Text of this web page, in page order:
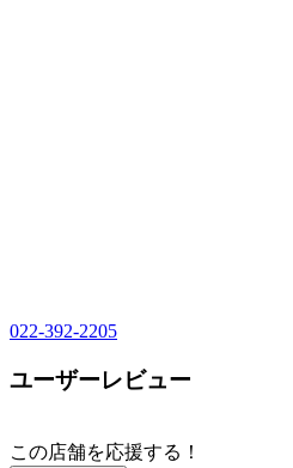
022-392-2205
ユーザーレビュー
この店舗を応援する！